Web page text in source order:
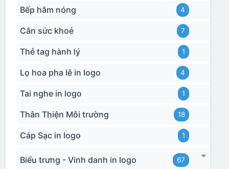
Hộp xi biểu trưng
Bếp hâm nóng 4
Cân sức khoẻ 7
Thẻ tag hành lý 1
Lọ hoa pha lê in logo 4
Tai nghe in logo 1
Thân Thiện Môi trường 18
Cáp Sạc in logo 1
Biểu trưng - Vinh danh in logo 67